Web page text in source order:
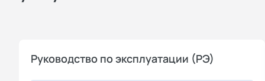
Руководство по эксплуатации (РЭ)